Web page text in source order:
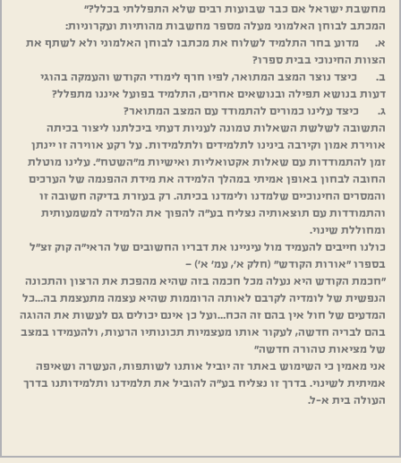
מחשבת ישראל אם כבר שבועות רבים שלא התפללתי בכלל?”
המכתב לבוחן האלמוני מעלה מספר מחשבות מהותיות ועקרוניות:
א. מדוע בחר התלמיד לשלוח את מכתבו לבוחן האלמוני ולא לשתף את
הצוות החינוכי בבית ספרו?
ב. כיצד נוצר המצב המתואר, לפיו חרף לימודי הקודש והעמקה בהוגי
דעות בנושא תפילה ובנושאים אחרים, התלמיד בפועל איננו מתפלל?
ג. כיצד עלינו כמורים להתמודד עם המצב המתואר?
התשובה לשלשת השאלות טמונה לעניות דעתי ביכלתנו ליצור בכיתה
אווירת אמון וקירבה בינינו לתלמידים ולתלמידות. על רקע אווירה זו יינתן
זמן להתמודדות עם שאלות אקטואליות ואישיות מ”השטח”. עלינו מוטלת
החובה לבחון באופן אמיתי במהלך הלמידה את מידת ההפנמה של הערכים
והמסרים החינוכיים שלמדנו ולימדנו בכיתה. רק בעזרת בדיקה חשובה זו
והתמודדות עם תוצאותיה נצליח בע”ה להפוך את הלמידה למשמעותית
ומחוללת שינוי.
כולנו חייבים להעמיד מול עיניינו את דבריו החשובים של הראי”ה קוק זצ”ל
בספרו “אורות הקודש” (חלק א’, עמ’ א’) –
“חכמת הקודש היא נעלה מכל חכמה בזה שהיא מהפכת את הרצון והתכונה
הנפשית של לומדיה לקרבם לאותה הרוממות שהיא עצמה מתעצמת בה…כל
המדעים של חול אין בהם זה הכח…ועל כן אינם יכולים גם לעשות את ההוגה
בהם לבריה חדשה, לעקור אותו מעצמיות תכונותיו הרעות, ולהעמידו במצב
של מציאות טהורה חדשה”
אני מאמין כי השימוש באתר זה יוביל אותנו לשותפות, העשרה ושאיפה
אמיתית לשינוי. בדרך זו נצליח בע”ה להוביל את תלמידנו ותלמידותנו בדרך
העולה בית א-ל.